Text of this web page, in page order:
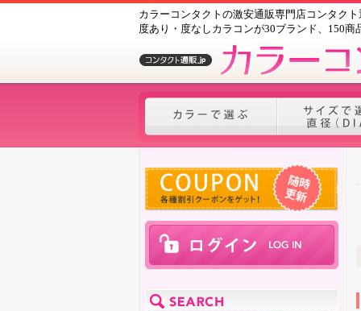
カラーコンタクトの激安通販専門店コンタクト
度あり・度なしカラコンが30ブランド、150商